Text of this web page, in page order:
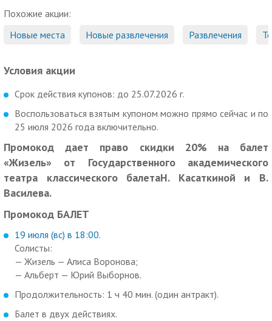
Похожие акции:
Новые места
Новые развлечения Развлечения
Условия акции
Срок действия купонов: до 25.07.2026 г.
Воспользоваться взятым купоном можно прямо сейчас и по
25 июля 2026 года включительно.
Промокод дает право скидки 20% на балет
«Жизель» от Государственного академического
театра классического балетаН. Касаткиной и В.
Василева.
Промокод БАЛЕТ
19 июля (вс) в 18:00.
Солисты:
— Жизель — Алиса Воронова;
— Альберт — Юрий Выборнов.
Продолжительность: 1 ч 40 мин. (один антракт).
Балет в двух действиях.